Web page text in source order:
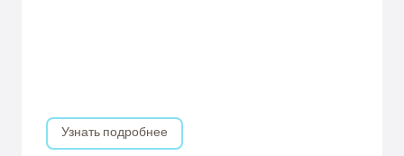
Узнать подробнее